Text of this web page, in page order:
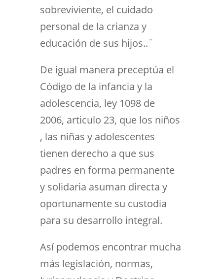
sobreviviente, el cuidado
personal de la crianza y
educación de sus hijos..¨
De igual manera preceptúa el
Código de la infancia y la
adolescencia, ley 1098 de
2006, articulo 23, que los niños
, las niñas y adolescentes
tienen derecho a que sus
padres en forma permanente
y solidaria asuman directa y
oportunamente su custodia
para su desarrollo integral.
Así podemos encontrar mucha
más legislación, normas,